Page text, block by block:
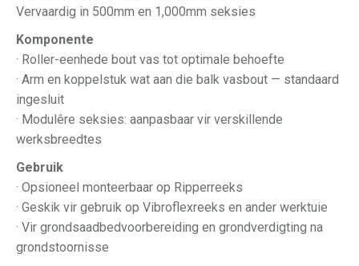
Vervaardig in 500mm en 1,000mm seksies
Komponente
· Roller-eenhede bout vas tot optimale behoefte
· Arm en koppelstuk wat aan die balk vasbout — standaard
ingesluit
· Modulêre seksies: aanpasbaar vir verskillende
werksbreedtes
Gebruik
· Opsioneel monteerbaar op Ripperreeks
· Geskik vir gebruik op Vibroflexreeks en ander werktuie
· Vir grondsaadbedvoorbereiding en grondverdigting na
grondstoornisse